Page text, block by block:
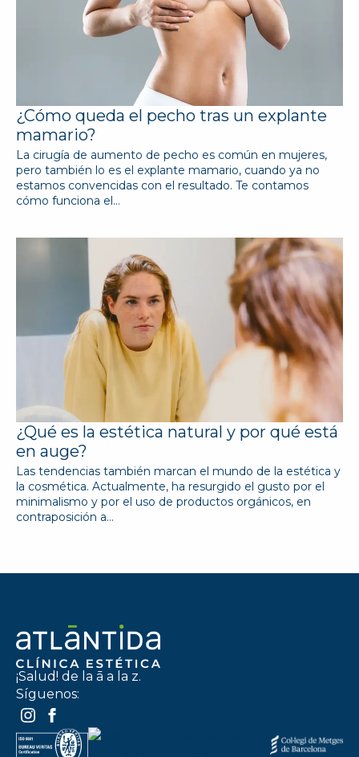
¿Cómo queda el pecho tras un explante
mamario?
La cirugía de aumento de pecho es común en mujeres,
pero también lo es el explante mamario, cuando ya no
estamos convencidas con el resultado. Te contamos
cómo funciona el…
¿Qué es la estética natural y por qué está
en auge?
Las tendencias también marcan el mundo de la estética y
la cosmética. Actualmente, ha resurgido el gusto por el
minimalismo y por el uso de productos orgánicos, en
contraposición a…
¡Salud! de la ā a la z.
Síguenos: